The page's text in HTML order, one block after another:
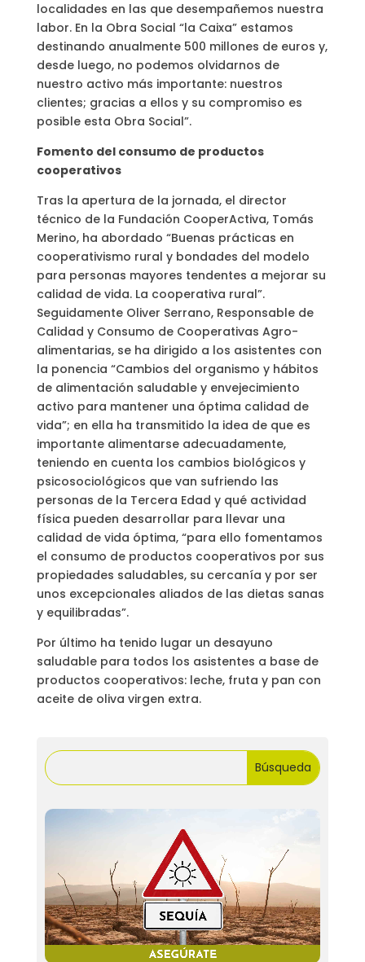
localidades en las que desempañemos nuestra
labor. En la Obra Social “la Caixa” estamos
destinando anualmente 500 millones de euros y,
desde luego, no podemos olvidarnos de
nuestro activo más importante: nuestros
clientes; gracias a ellos y su compromiso es
posible esta Obra Social”.
Fomento del consumo de productos
cooperativos
Tras la apertura de la jornada, el director
técnico de la Fundación CooperActiva, Tomás
Merino, ha abordado “Buenas prácticas en
cooperativismo rural y bondades del modelo
para personas mayores tendentes a mejorar su
calidad de vida. La cooperativa rural”.
Seguidamente Oliver Serrano, Responsable de
Calidad y Consumo de Cooperativas Agro-
alimentarias, se ha dirigido a los asistentes con
la ponencia “Cambios del organismo y hábitos
de alimentación saludable y envejecimiento
activo para mantener una óptima calidad de
vida”; en ella ha transmitido la idea de que es
importante alimentarse adecuadamente,
teniendo en cuenta los cambios biológicos y
psicosociológicos que van sufriendo las
personas de la Tercera Edad y qué actividad
física pueden desarrollar para llevar una
calidad de vida óptima, “para ello fomentamos
el consumo de productos cooperativos por sus
propiedades saludables, su cercanía y por ser
unos excepcionales aliados de las dietas sanas
y equilibradas”.
Por último ha tenido lugar un desayuno
saludable para todos los asistentes a base de
productos cooperativos: leche, fruta y pan con
aceite de oliva virgen extra.